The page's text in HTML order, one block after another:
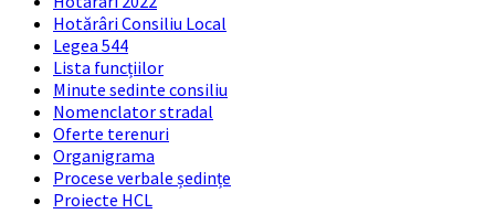
Hotărâri Consiliu Local
Legea 544
Lista funcțiilor
Minute sedinte consiliu
Nomenclator stradal
Oferte terenuri
Organigrama
Procese verbale ședințe
Proiecte HCL